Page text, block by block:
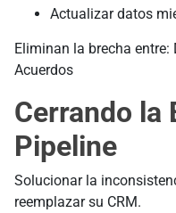
Actualizar datos
Eliminan la brecha
Acuerdos
Cerrando la
Pipeline
Solucionar la
reemplazar su CRM.